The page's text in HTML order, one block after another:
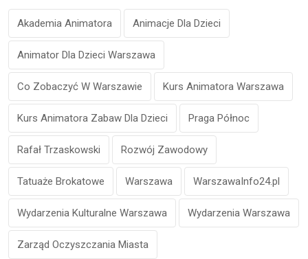
Akademia Animatora Animacje Dla Dzieci
Animator Dla Dzieci Warszawa
Co Zobaczyć W Warszawie Kurs Animatora Warszawa
Kurs Animatora Zabaw Dla Dzieci Praga Północ
Rafał Trzaskowski Rozwój Zawodowy
Tatuaże Brokatowe Warszawa WarszawaInfo24.pl
Wydarzenia Kulturalne Warszawa Wydarzenia Warszawa
Zarząd Oczyszczania Miasta